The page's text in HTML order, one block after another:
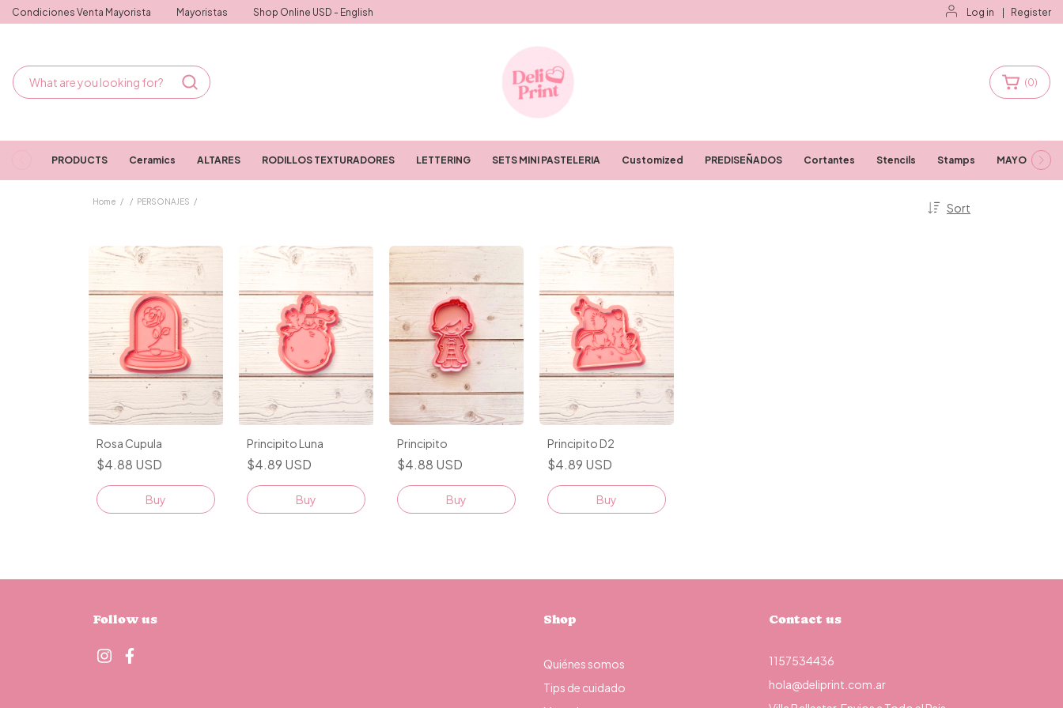
Condiciones Venta Mayorista Mayoristas Shop Online USD - English Log in Register
(0)
PRODUCTS Ceramics ALTARES RODILLOS TEXTURADORES LETTERING SETS MINI PASTELERIA Customized PREDISEÑADOS Cortantes Stencils Stamps MAYORISTAS
Home / / PERSONAJES / Sort
Rosa Cupula
$4.88 USD
Buy
Principito Luna
$4.89 USD
Buy
Principito
$4.88 USD
Buy
Principito D2
$4.89 USD
Buy
Follow us Shop
Quiénes somos
Tips de cuidado
Contact us
1157534436
hola@deliprint.com.ar